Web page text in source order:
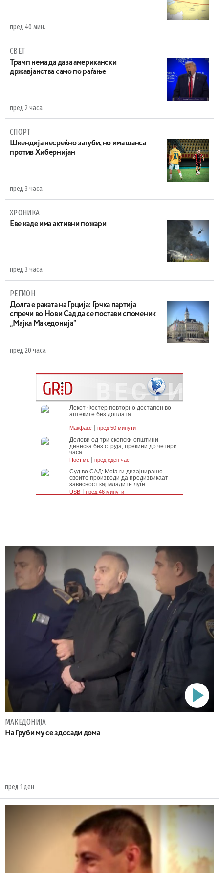
пред 40 мин.
СВЕТ
Трамп нема да дава американски
државјанства само по раѓање
пред 2 часа
СПОРТ
Шкендија несреќно загуби, но има шанса
против Хибернијан
пред 3 часа
ХРОНИКА
Eве каде има активни пожари
пред 3 часа
РЕГИОН
Долга е раката на Грција: Грчка партија
спречи во Нови Сад да се постави споменик
„Мајка Македонија“
пред 20 часа
МАКЕДОНИЈА
На Груби му се здосади дома
пред 1 ден